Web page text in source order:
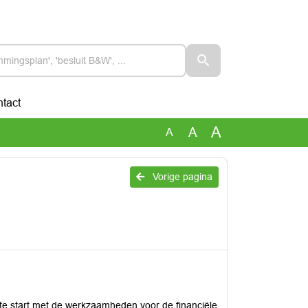
A A A
Vorige pagina
start met de werkzaamheden voor de financiële